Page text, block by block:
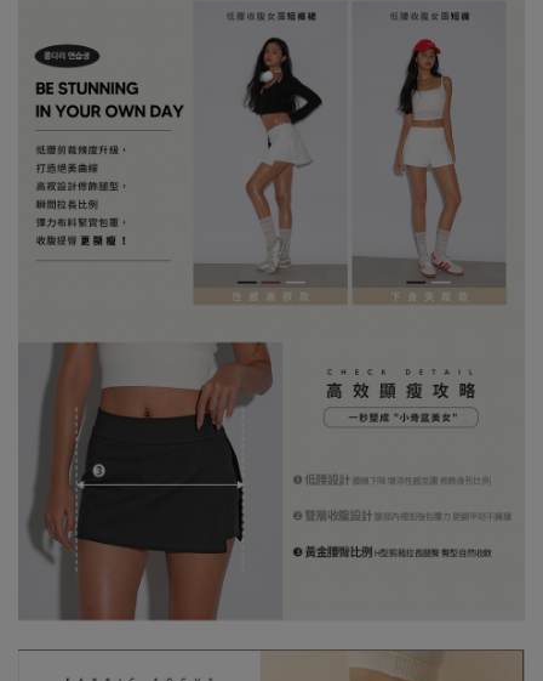
設定差異略有不同，請以實際商品顏色為準。